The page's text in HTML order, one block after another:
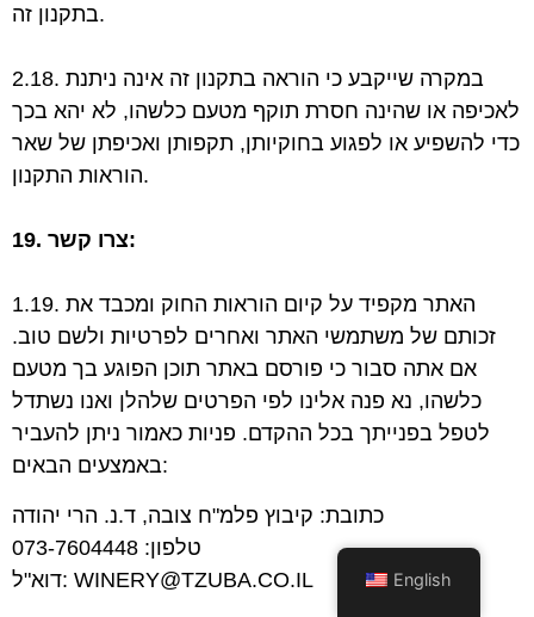
בתקנון זה.
2.18. במקרה שייקבע כי הוראה בתקנון זה אינה ניתנת
לאכיפה או שהינה חסרת תוקף מטעם כלשהו, לא יהא בכך
כדי להשפיע או לפגוע בחוקיותן, תקפותן ואכיפתן של שאר
הוראות התקנון.
19. צרו קשר:
1.19. האתר מקפיד על קיום הוראות החוק ומכבד את
זכותם של משתמשי האתר ואחרים לפרטיות ולשם טוב.
אם אתה סבור כי פורסם באתר תוכן הפוגע בך מטעם
כלשהו, נא פנה אלינו לפי הפרטים שלהלן ואנו נשתדל
לטפל בפנייתך בכל ההקדם. פניות כאמור ניתן להעביר
באמצעיםהבאים:
כתובת: קיבוץ פלמ"ח צובה, ד.נ. הרי יהודה
דוא"ל: WINERY@TZUBA.CO.IL
English